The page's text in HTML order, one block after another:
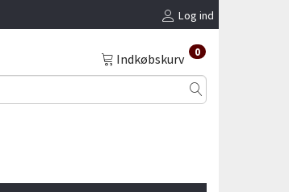
Log ind
Indkøbskurv 0